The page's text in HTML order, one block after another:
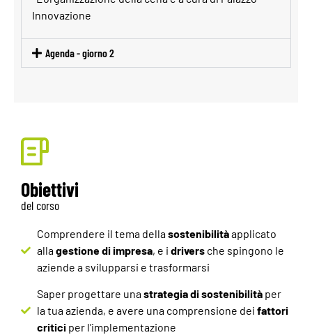
Innovazione
Agenda - giorno 2
Obiettivi
del corso
Comprendere il tema dellasostenibilitàapplicato
allagestione di impresa, e i drivers che spingono le
aziende a svilupparsi e trasformarsi
Saper progettare unastrategia di sostenibilitàper
la tua azienda, e avere una comprensione dei fattori
criticiper l’implementazione